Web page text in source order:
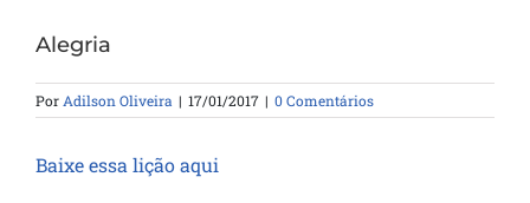
Alegria
PorAdilson Oliveira | 17/01/2017 | 0 Comentários
Baixe essa lição aqui